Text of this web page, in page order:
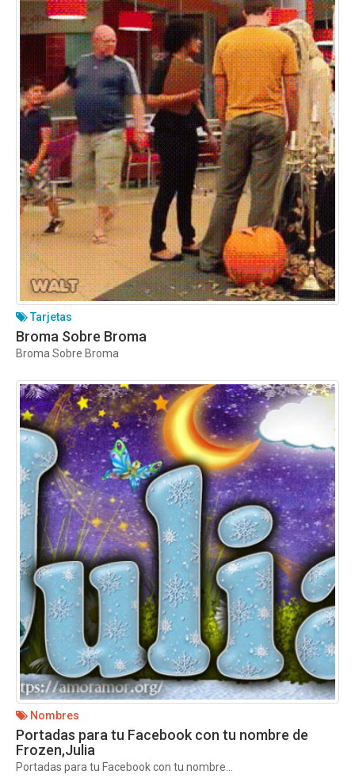
Tarjetas
Broma Sobre Broma
Broma Sobre Broma
Nombres
Portadas para tu Facebook con tu nombre de
Frozen,Julia
Portadas para tu Facebook con tu nombre...